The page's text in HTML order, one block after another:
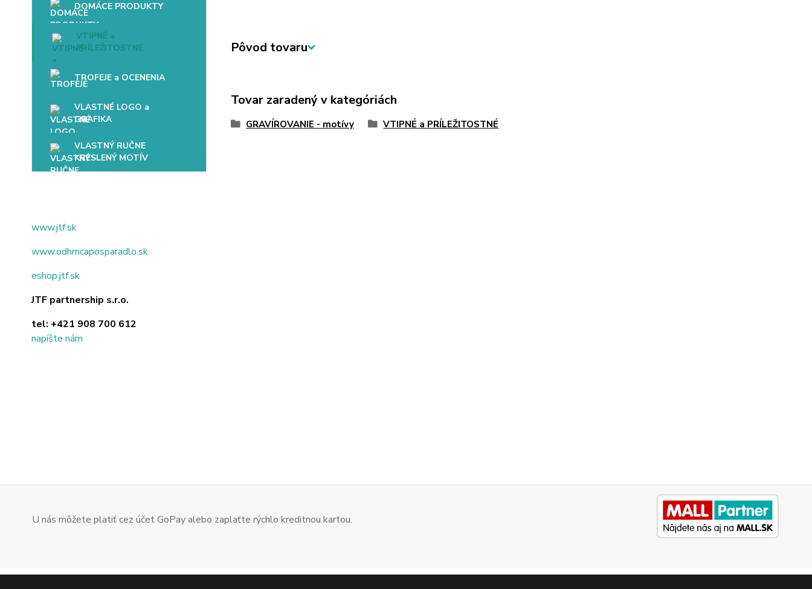
DOMÁCE PRODUKTY
VTIPNÉ a
PRÍLEŽITOSTNÉ
TROFEJE a OCENENIA
VLASTNÉ LOGO a
GRAFIKA
VLASTNÝ RUČNE
KRESLENÝ MOTÍV
www.jtf.sk
www.odhrncaposparadlo.sk
eshop.jtf.sk
JTF partnership s.r.o.
tel: +421 908 700 612
napíšte nám
Pôvod tovaru
Tovar zaradený v kategóriách
GRAVÍROVANIE - motívy VTIPNÉ a PRÍLEŽITOSTNÉ
U nás môžete platiť cez účet GoPay alebo zaplaťte rýchlo kreditnou kartou.